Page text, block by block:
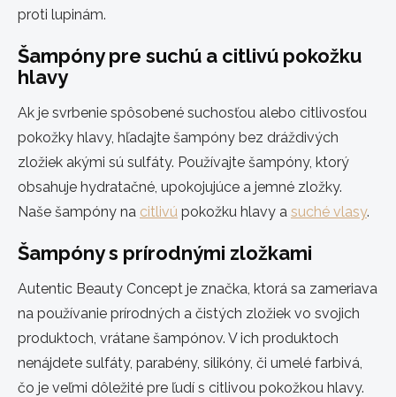
proti lupinám.
Šampóny pre suchú a citlivú pokožku
hlavy
Ak je svrbenie spôsobené suchosťou alebo citlivosťou
pokožky hlavy, hľadajte šampóny bez dráždivých
zložiek akými sú sulfáty. Používajte šampóny, ktorý
obsahuje hydratačné, upokojujúce a jemné zložky.
Naše šampóny na citlivú pokožku hlavy a suché vlasy.
Šampóny s prírodnými zložkami
Autentic Beauty Concept je značka, ktorá sa zameriava
na používanie prírodných a čistých zložiek vo svojich
produktoch, vrátane šampónov. V ich produktoch
nenájdete sulfáty, parabény, silikóny, či umelé farbivá,
čo je veľmi dôležité pre ľudí s citlivou pokožkou hlavy.